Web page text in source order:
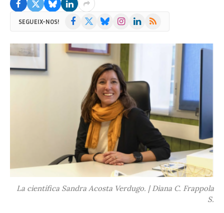
SEGUEIX-NOS! Facebook BlueskyInstagramLinkedIn
RSS
La científica Sandra Acosta Verdugo. | Diana C. Frappola
S.